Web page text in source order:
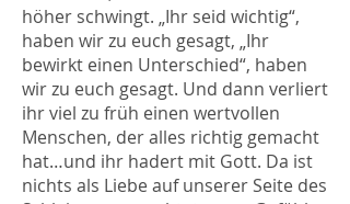
höher schwingt. „Ihr seid wichtig“,
haben wir zu euch gesagt, „Ihr
bewirkt einen Unterschied“, haben
wir zu euch gesagt. Und dann verliert
ihr viel zu früh einen wertvollen
Menschen, der alles richtig gemacht
hat…und ihr hadert mit Gott. Da ist
nichts als Liebe auf unserer Seite des